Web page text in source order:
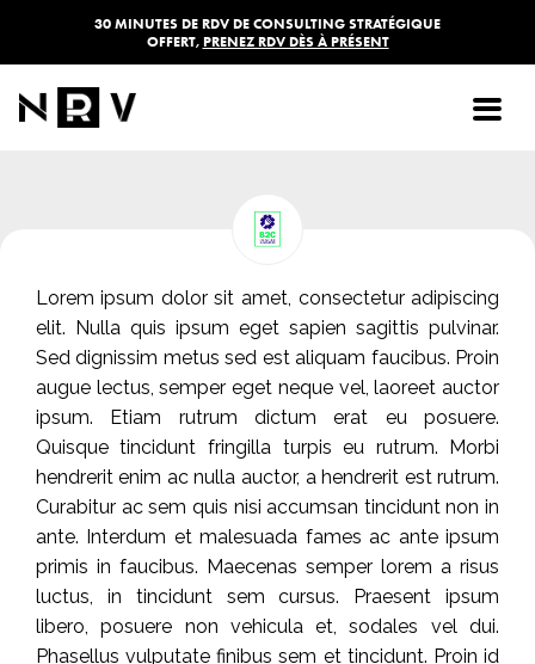
30 MINUTES DE RDV DE CONSULTING STRATÉGIQUE
OFFERT, PRENEZ RDV DÈS À PRÉSENT
Lorem ipsum dolor sit amet, consectetur adipiscing
elit. Nulla quis ipsum eget sapien sagittis pulvinar.
Sed dignissim metus sed est aliquam faucibus. Proin
augue lectus, semper eget neque vel, laoreet auctor
ipsum. Etiam rutrum dictum erat eu posuere.
Quisque tincidunt fringilla turpis eu rutrum. Morbi
hendrerit enim ac nulla auctor, a hendrerit est rutrum.
Curabitur ac sem quis nisi accumsan tincidunt non in
ante. Interdum et malesuada fames ac ante ipsum
primis in faucibus. Maecenas semper lorem a risus
luctus, in tincidunt sem cursus. Praesent ipsum
libero, posuere non vehicula et, sodales vel dui.
Phasellus vulputate finibus sem et tincidunt. Proin id